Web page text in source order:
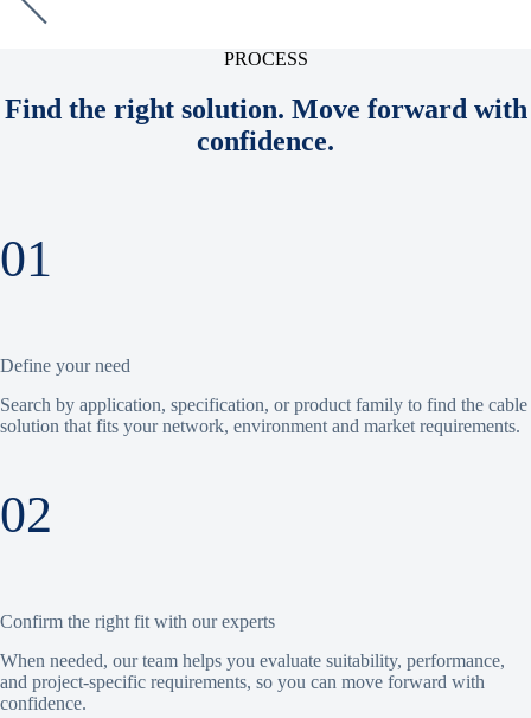
PROCESS
Find the right solution. Move forward with
confidence.
Define your need
01
Search by application, specification, or product family to find the cable
solution that fits your network, environment and market requirements.
Confirm the right fit with our experts
02
When needed, our team helps you evaluate suitability, performance,
and project-specific requirements, so you can move forward with
confidence.